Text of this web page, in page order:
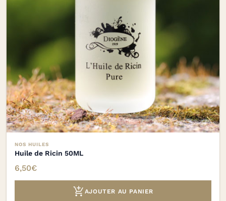
NOS HUILES
Huile de Ricin 50ML
6,50€
 AJOUTER AU PANIER